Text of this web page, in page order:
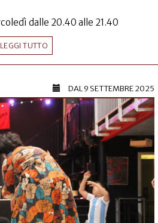
dalle 20.40 alle 21.40
LEGGI TUTTO
DAL9 SETTEMBRE 2025